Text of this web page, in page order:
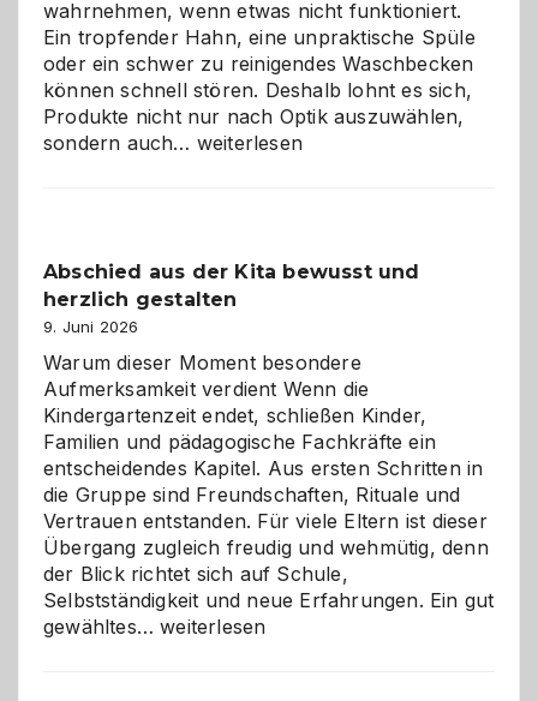
wahrnehmen, wenn etwas nicht funktioniert.
Ein tropfender Hahn, eine unpraktische Spüle
oder ein schwer zu reinigendes Waschbecken
können schnell stören. Deshalb lohnt es sich,
Produkte nicht nur nach Optik auszuwählen,
sondern auch… Bad
verstehen
weiterlesen
Abschied aus der Kita bewusst und
herzlich gestalten
9. Juni 2026
Warum dieser Moment besondere
Aufmerksamkeit verdient Wenn die
Kindergartenzeit endet, schließen Kinder,
Familien und pädagogische Fachkräfte ein
entscheidendes Kapitel. Aus ersten Schritten in
die Gruppe sind Freundschaften, Rituale und
Vertrauen entstanden. Für viele Eltern ist dieser
Übergang zugleich freudig und wehmütig, denn
der Blick richtet sich auf Schule,
Selbstständigkeit und neue Erfahrungen. Ein gut
gewähltes…Abschied
weiterlesen